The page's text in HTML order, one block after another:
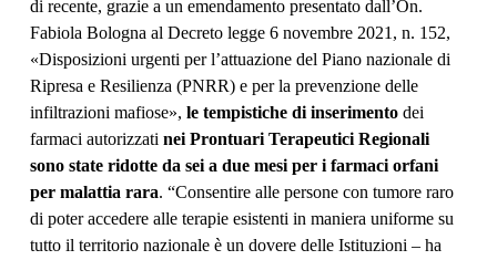
di recente, grazie a un emendamento presentato dall’On.
Fabiola Bologna al Decreto legge 6 novembre 2021, n. 152,
«Disposizioni urgenti per l’attuazione del Piano nazionale di
Ripresa e Resilienza (PNRR) e per la prevenzione delle
infiltrazioni mafiose», le tempistiche di inserimentodei
farmaci autorizzati nei Prontuari Terapeutici Regionali
sono state ridotte da sei a due mesi per i farmaci orfani
per malattia rara. “Consentire alle persone con tumore raro
di poter accedere alle terapie esistenti in maniera uniforme su
tutto il territorio nazionale è un dovere delle Istituzioni – ha